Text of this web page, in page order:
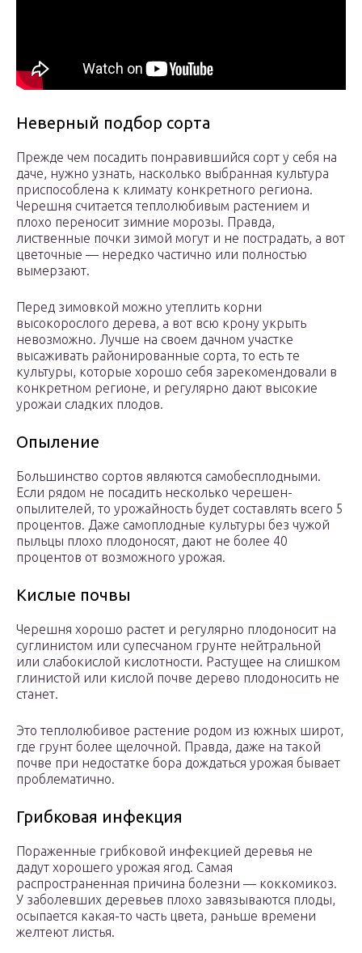
Неверный подбор сорта
Прежде чем посадить понравившийся сорт у себя на
даче, нужно узнать, насколько выбранная культура
приспособлена к климату конкретного региона.
Черешня считается теплолюбивым растением и
плохо переносит зимние морозы. Правда,
лиственные почки зимой могут и не пострадать, а вот
цветочные — нередко частично или полностью
вымерзают.
Перед зимовкой можно утеплить корни
высокорослого дерева, а вот всю крону укрыть
невозможно. Лучше на своем дачном участке
высаживать районированные сорта, то есть те
культуры, которые хорошо себя зарекомендовали в
конкретном регионе, и регулярно дают высокие
урожаи сладких плодов.
Опыление
Большинство сортов являются самобесплодными.
Если рядом не посадить несколько черешен-
опылителей, то урожайность будет составлять всего 5
процентов. Даже самоплодные культуры без чужой
пыльцы плохо плодоносят, дают не более 40
процентов от возможного урожая.
Кислые почвы
Черешня хорошо растет и регулярно плодоносит на
суглинистом или супесчаном грунте нейтральной
или слабокислой кислотности. Растущее на слишком
глинистой или кислой почве дерево плодоносить не
станет.
Это теплолюбивое растение родом из южных широт,
где грунт более щелочной. Правда, даже на такой
почве при недостатке бора дождаться урожая бывает
проблематично.
Грибковая инфекция
Пораженные грибковой инфекцией деревья не
дадут хорошего урожая ягод. Самая
распространенная причина болезни — коккомикоз.
У заболевших деревьев плохо завязываются плоды,
осыпается какая-то часть цвета, раньше времени
желтеют листья.